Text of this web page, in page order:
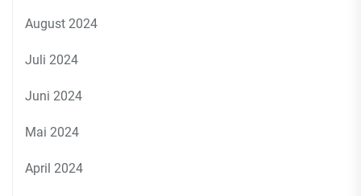
August 2024
Juli 2024
Juni 2024
Mai 2024
April 2024